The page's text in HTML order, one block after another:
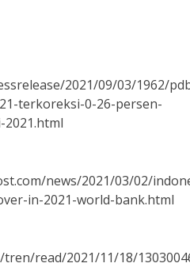
2021/09/03/1962/
terkoreksi-0-26-persen-
news/2021/03/02/
in-2021-world-bank.html
read/2021/11/18/